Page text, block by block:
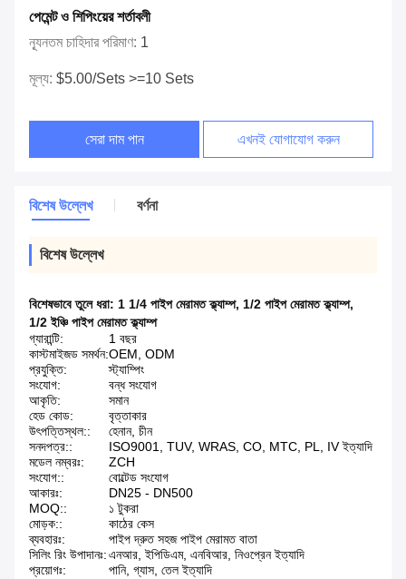
পেমেন্ট ও শিপিংয়ের শর্তাবলী
ন্যূনতম চাহিদার পরিমাণ: 1
মূল্য: $5.00/sets >=10 Sets
সেরা দাম পান এখনই যোগাযোগ করুন
বিশেষ উল্লেখ বর্ণনা
বিশেষ উল্লেখ
বিশেষভাবে তুলে ধরা: 1 1/4 পাইপ মেরামত ক্ল্যাম্প, 1/2 পাইপ মেরামত ক্ল্যাম্প,
1/2 ইঞ্চি পাইপ মেরামত ক্ল্যাম্প
গ্যারান্টি:
1 বছর
কাস্টমাইজড সমর্থন:OEM, ODM
প্রযুক্তি:
স্ট্যাম্পিং
সংযোগ:
বন্ধ সংযোগ
আকৃতি:
সমান
হেড কোড:
বৃত্তাকার
উৎপত্তিস্থল::
হেনান, চীন
সনদপত্র::
ISO9001, TUV, WRAS, CO, MTC, PL, IV ইত্যাদি
মডেল নম্বরঃ:
ZCH
সংযোগ::
বোল্টেড সংযোগ
আকারঃ:
DN25 - DN500
MOQ::
১ টুকরা
মোড়ক::
কাঠের কেস
ব্যবহারঃ:
পাইপ দ্রুত সহজ পাইপ মেরামত বাতা
সিলিং রিং উপাদানঃ:এনআর, ইপিডিএম, এনবিআর, নিওপ্রেন ইত্যাদি
প্রয়োগঃ:
পানি, গ্যাস, তেল ইত্যাদি